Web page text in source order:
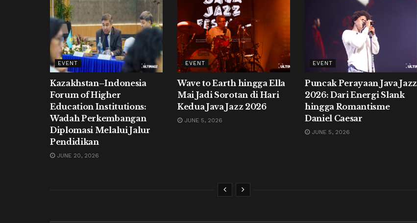
EVENT
Kazakhstan–Indonesia
Forum of Higher
Education Institutions:
Wadah Perkembangan
Diplomasi Melalui Jalur
Pendidikan
JUNE 20, 2026
EVENT
Wave to Earth hingga Ella
Mai Jadi Sorotan di Hari
Kedua Java Jazz 2026
JUNE 5, 2026
EVENT
Puncak Perayaan Java Jazz
2026: Dari Energi Slank
hingga Romantisme
Daniel Caesar
JUNE 5, 2026